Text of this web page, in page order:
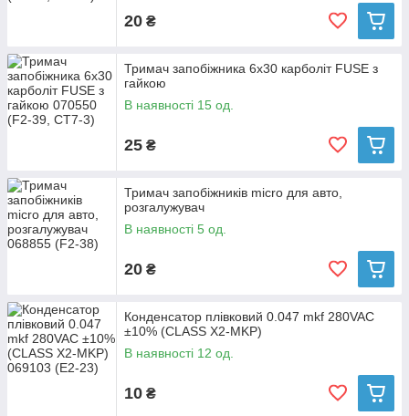
20 ₴
Тримач запобіжника 6х30 карболіт FUSE з
гайкою
В наявності 15 од.
25 ₴
Тримач запобіжників micro для авто,
розгалужувач
В наявності 5 од.
20 ₴
Конденсатор плівковий 0.047 mkf 280VAC
±10% (CLASS X2-MKP)
В наявності 12 од.
10 ₴